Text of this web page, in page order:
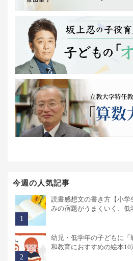
今週の人気記事
読書感想文の書き方【小
みの宿題がうまくいく、低
幼児・低学年の子どもに
和教育におすすめの絵本10